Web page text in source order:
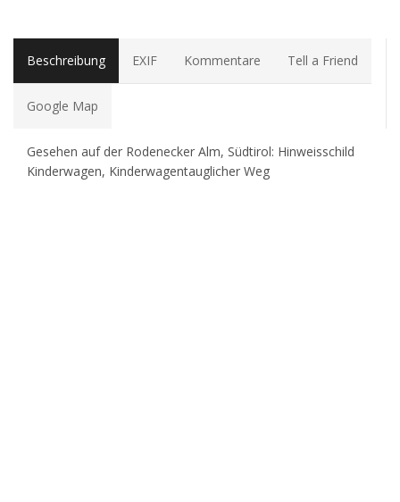
Beschreibung EXIF Kommentare Tell a Friend
Google Map
Gesehen auf der Rodenecker Alm, Südtirol: Hinweisschild
Kinderwagen, Kinderwagentauglicher Weg